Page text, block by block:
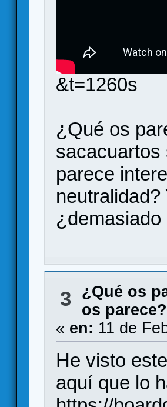
&t=1260s
¿Qué os
parece
3 ¿Qué os
os parece?
« en: 11 de
He visto
aquí que lo